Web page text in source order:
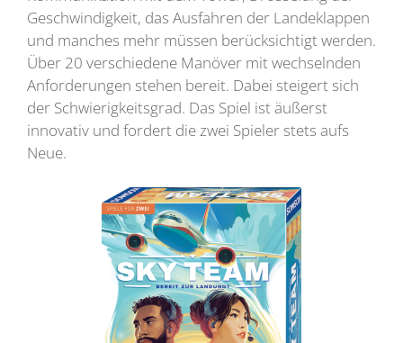
Geschwindigkeit, das Ausfahren der Landeklappen
und manches mehr müssen berücksichtigt werden.
Über 20 verschiedene Manöver mit wechselnden
Anforderungen stehen bereit. Dabei steigert sich
der Schwierigkeitsgrad. Das Spiel ist äußerst
innovativ und fordert die zwei Spieler stets aufs
Neue.